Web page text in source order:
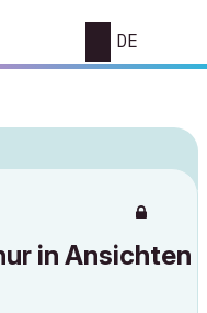
DE
in Ansichten